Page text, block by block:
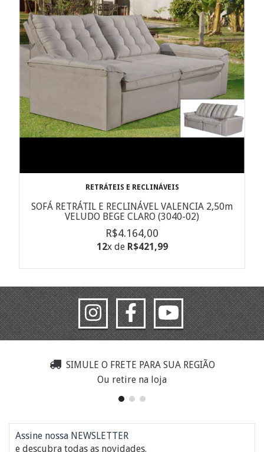
RETRÁTEIS E RECLINÁVEIS
SOFÁ RETRÁTIL E RECLINÁVEL VALENCIA 2,50m
VELUDO BEGE CLARO (3040-02)
R$4.164,00
12x de R$421,99
SIMULE O FRETE PARA SUA REGIÃO
Ou retire na loja
Assine nossa NEWSLETTER
e descubra todas as novidades.